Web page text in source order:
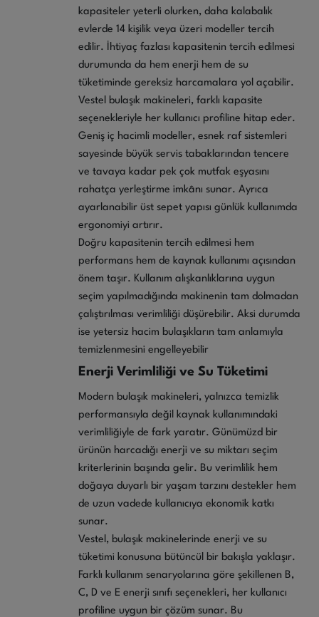
kapasiteler yeterli olurken, daha kalabalık
evlerde 14 kişilik veya üzeri modeller tercih
edilir. İhtiyaç fazlası kapasitenin tercih edilmesi
durumunda da hem enerji hem de su
tüketiminde gereksiz harcamalara yol açabilir.
Vestel bulaşık makineleri, farklı kapasite
seçenekleriyle her kullanıcı profiline hitap eder.
Geniş iç hacimli modeller, esnek raf sistemleri
sayesinde büyük servis tabaklarından tencere
ve tavaya kadar pek çok mutfak eşyasını
rahatça yerleştirme imkânı sunar. Ayrıca
ayarlanabilir üst sepet yapısı günlük kullanımda
ergonomiyi artırır.
Doğru kapasitenin tercih edilmesi hem
performans hem de kaynak kullanımı açısından
önem taşır. Kullanım alışkanlıklarına uygun
seçim yapılmadığında makinenin tam dolmadan
çalıştırılması verimliliği düşürebilir. Aksi durumda
ise yetersiz hacim bulaşıkların tam anlamıyla
temizlenmesini engelleyebilir
Enerji Verimliliği ve Su Tüketimi
Modern bulaşık makineleri, yalnızca temizlik
performansıyla değil kaynak kullanımındaki
verimliliğiyle de fark yaratır. Günümüzd bir
ürünün harcadığı enerji ve su miktarı seçim
kriterlerinin başında gelir. Bu verimlilik hem
doğaya duyarlı bir yaşam tarzını destekler hem
de uzun vadede kullanıcıya ekonomik katkı
sunar.
Vestel, bulaşık makinelerinde enerji ve su
tüketimi konusuna bütüncül bir bakışla yaklaşır.
Farklı kullanım senaryolarına göre şekillenen B,
C, D ve E enerji sınıfı seçenekleri, her kullanıcı
profiline uygun bir çözüm sunar. Bu